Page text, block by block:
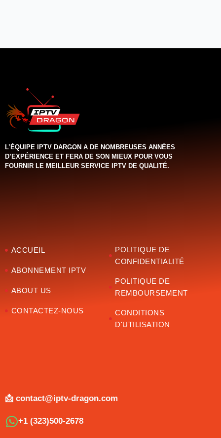
L’ÉQUIPE IPTV DARGON A DE NOMBREUSES ANNÉES
D’EXPÉRIENCE ET FERA DE SON MIEUX POUR VOUS
FOURNIR LE MEILLEUR SERVICE IPTV DE QUALITÉ.‌‌‌‌‌
ACCUEIL
ABONNEMENT IPTV
ABOUT US
CONTACTEZ-NOUS
POLITIQUE DE
CONFIDENTIALITÉ
POLITIQUE DE
REMBOURSEMENT
CONDITIONS
D'UTILISATION
📩 contact@iptv-dragon.com
+1 (323)500-2678